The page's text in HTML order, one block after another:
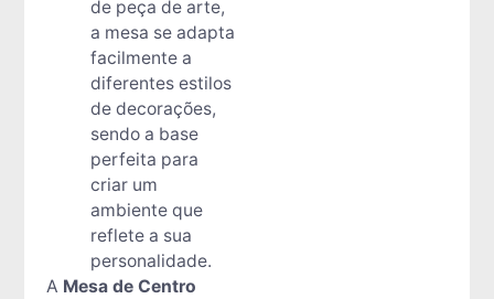
de peça de arte,
a mesa se adapta
facilmente a
diferentes estilos
de decorações,
sendo a base
perfeita para
criar um
ambiente que
reflete a sua
personalidade.
A Mesa de Centro